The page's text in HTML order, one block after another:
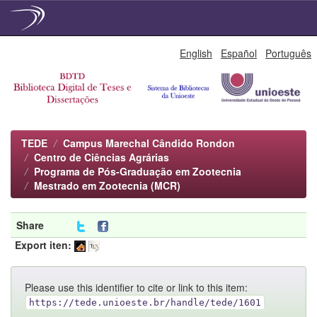
English Español Português
TEDE
Campus Marechal Cândido Rondon
Centro de Ciências Agrárias
Programa de Pós-Graduação em Zootecnia
Mestrado em Zootecnia (MCR)
Share
Export iten:
Please use this identifier to cite or link to this item:
https://tede.unioeste.br/handle/tede/1601